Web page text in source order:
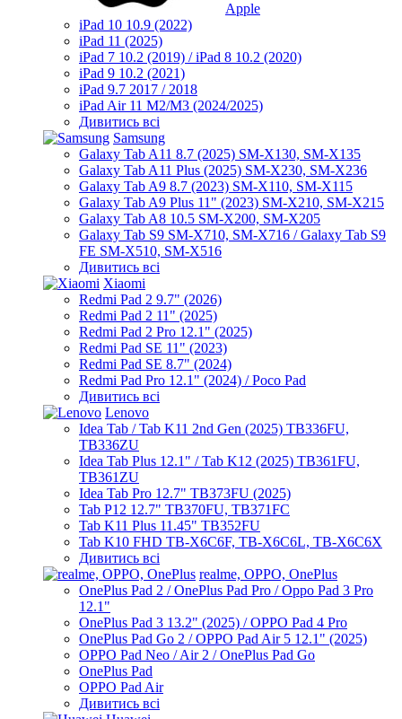
Apple
iPad 10 10.9 (2022)
iPad 11 (2025)
iPad 7 10.2 (2019) / iPad 8 10.2 (2020)
iPad 9 10.2 (2021)
iPad 9.7 2017 / 2018
iPad Air 11 M2/M3 (2024/2025)
Дивитись всі
Samsung
Galaxy Tab A11 8.7 (2025) SM-X130, SM-X135
Galaxy Tab A11 Plus (2025) SM-X230, SM-X236
Galaxy Tab A9 8.7 (2023) SM-X110, SM-X115
Galaxy Tab A9 Plus 11" (2023) SM-X210, SM-X215
Galaxy Tab A8 10.5 SM-X200, SM-X205
Galaxy Tab S9 SM-X710, SM-X716 / Galaxy Tab S9
FE SM-X510, SM-X516
Дивитись всі
Xiaomi
Redmi Pad 2 9.7" (2026)
Redmi Pad 2 11" (2025)
Redmi Pad 2 Pro 12.1" (2025)
Redmi Pad SE 11" (2023)
Redmi Pad SE 8.7" (2024)
Redmi Pad Pro 12.1" (2024) / Poco Pad
Дивитись всі
Lenovo
Idea Tab / Tab K11 2nd Gen (2025) TB336FU,
TB336ZU
Idea Tab Plus 12.1" / Tab K12 (2025) TB361FU,
TB361ZU
Idea Tab Pro 12.7" TB373FU (2025)
Tab P12 12.7" TB370FU, TB371FC
Tab K11 Plus 11.45" TB352FU
Tab K10 FHD TB-X6C6F, TB-X6C6L, TB-X6C6X
Дивитись всі
realme, OPPO, OnePlus
OnePlus Pad 2 / OnePlus Pad Pro / Oppo Pad 3 Pro
12.1"
OnePlus Pad 3 13.2" (2025) / OPPO Pad 4 Pro
OnePlus Pad Go 2 / OPPO Pad Air 5 12.1" (2025)
OPPO Pad Neo / Air 2 / OnePlus Pad Go
OnePlus Pad
OPPO Pad Air
Дивитись всі